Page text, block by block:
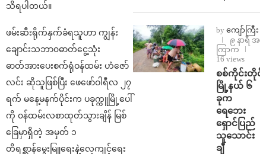
သိရပါတယ်။
ဖမ်းဆီးရိုက်နှက်ခံရသူဟာ ကျွန်း
ချောင်းသဘာ၀ဓာတ်ငွေ့သုံး
ဓာတ်အားပေးစက်ရုံဝန်ထမ်း ဟံဇော်
လင်း ဆိုသူဖြစ်ပြီး ဖေဖော်ဝါရီလ ၂၇
ရက် မနေ့မနက်ပိုင်းက ပခုက္ကူမြို့ပေါ်
ကို ၀န်ထမ်းလစာထုတ်သွားချိန် မြစ်
ခြေမှာရှိတဲ့ အမှတ် ၁
တိရစ္ဆာန်မွေးမြူရေးနဲ့လေ့ကျင့်ရေး
by ကျော်ကြီး
၉ နာရီ အ
ကြာက
16 views
စစ်ကိုင်းတိုင်း
မြို့နယ် ၆
ခုက
ရေဘေး
ရှောင်ပြည်
သူသောင်း
ချီ